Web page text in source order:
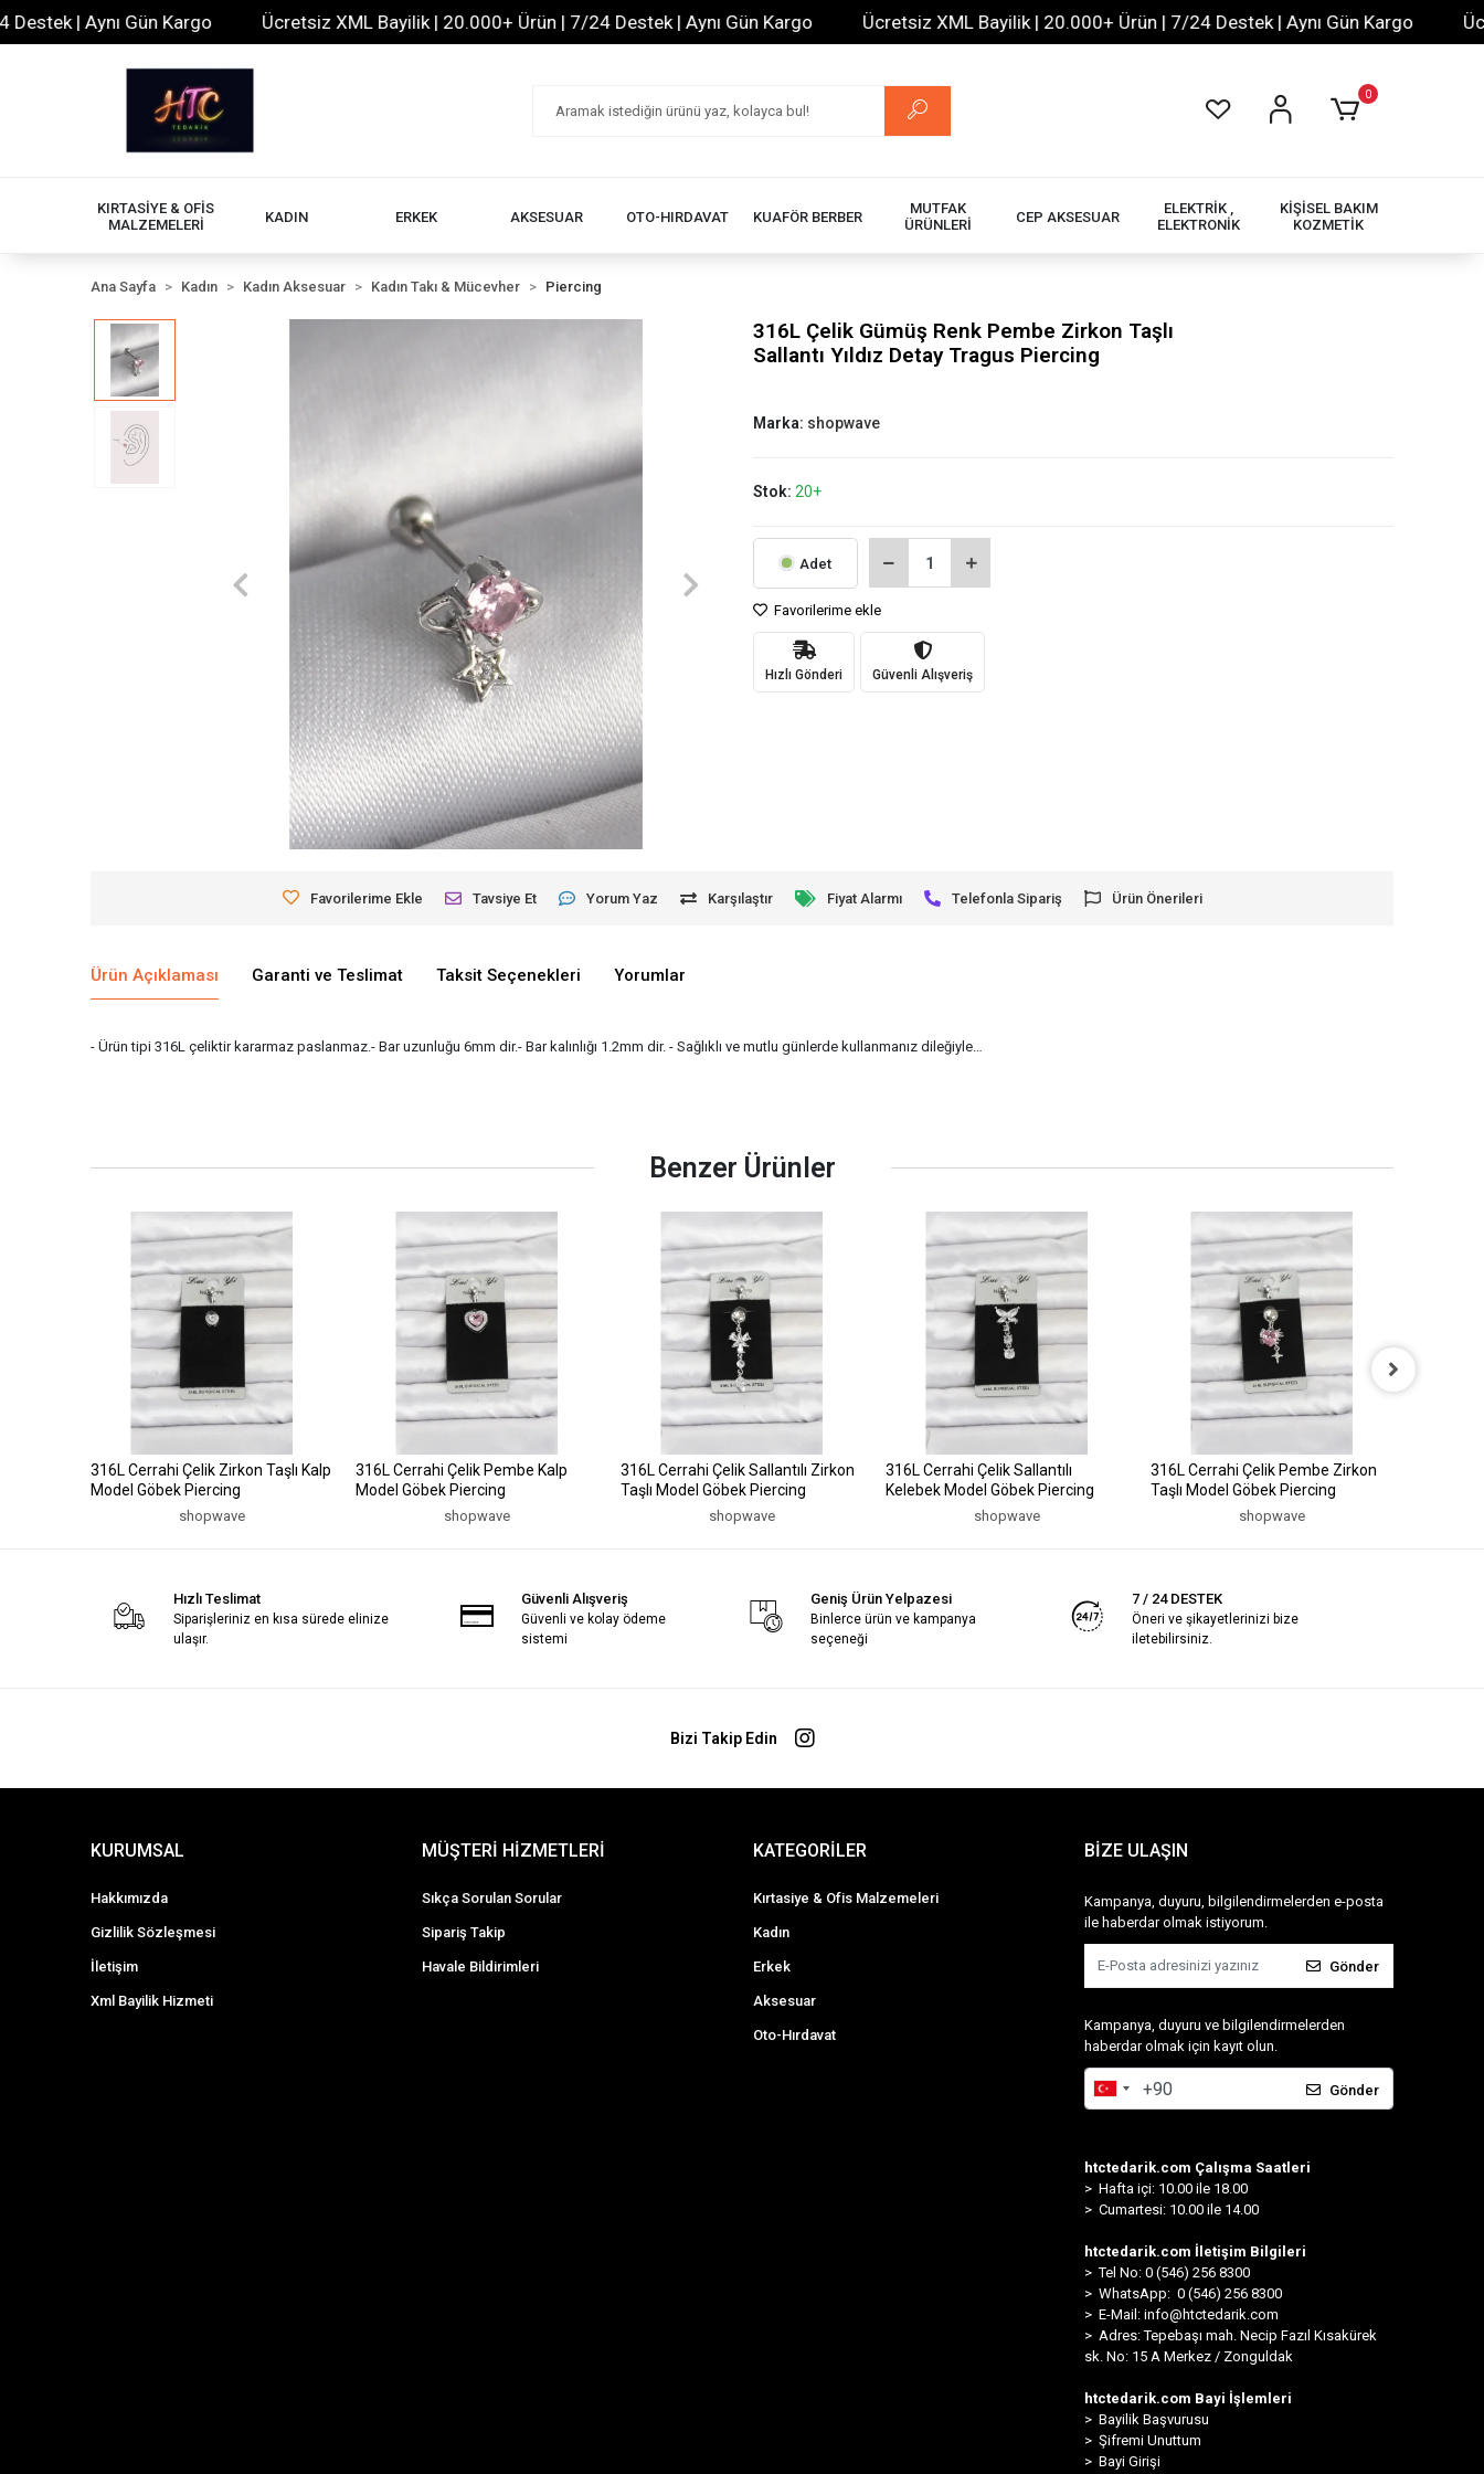
| Aynı Gün Kargo Ücretsiz XML Bayilik | 20.000+ Ürün | 7/24 Destek | Aynı Gün Kargo Ücretsiz XML Bayilik | 20.000+ Ürün | 7/24 Destek | Aynı Gün Kargo
0
KIRTASİYE & OFİS
MALZEMELERİ
KADIN ERKEK AKSESUAR OTO-HIRDAVAT KUAFÖR BERBER
MUTFAK
ÜRÜNLERİ
CEP AKSESUAR
ELEKTRİK ,
ELEKTRONİK
KİŞİSEL BAKIM
KOZMETİK
Ana Sayfa Kadın Kadın Aksesuar Kadın Takı & Mücevher Piercing
316L Çelik Gümüş Renk Pembe Zirkon Taşlı
Sallantı Yıldız Detay Tragus Piercing
Marka: shopwave
Stok: 20+
Adet
Favorilerime ekle
Hızlı Gönderi Güvenli Alışveriş
Favorilerime Ekle Tavsiye Et Yorum Yaz Karşılaştır Fiyat Alarmı Telefonla Sipariş Ürün Önerileri
Ürün Açıklaması Garanti ve Teslimat Taksit Seçenekleri Yorumlar
- Ürün tipi 316L çeliktir kararmaz paslanmaz.- Bar uzunluğu 6mm dir.- Bar kalınlığı 1.2mm dir. - Sağlıklı ve mutlu günlerde kullanmanız dileğiyle…
Benzer Ürünler
316L Cerrahi Çelik Zirkon Taşlı Kalp
Model Göbek Piercing
shopwave
316L Cerrahi Çelik Pembe Kalp
Model Göbek Piercing
shopwave
316L Cerrahi Çelik Sallantılı Zirkon
Taşlı Model Göbek Piercing
shopwave
316L Cerrahi Çelik Sallantılı
Kelebek Model Göbek Piercing
shopwave
316L Cerrahi Çelik Pembe Zirkon
Taşlı Model Göbek Piercing
shopwave
Hızlı Teslimat
Siparişleriniz en kısa sürede elinize
ulaşır.
Güvenli Alışveriş
Güvenli ve kolay ödeme
sistemi
Geniş Ürün Yelpazesi
Binlerce ürün ve kampanya
seçeneği
7 / 24 DESTEK
Öneri ve şikayetlerinizi bize
iletebilirsiniz.
Bizi Takip Edin
KURUMSAL
Hakkımızda
Gizlilik Sözleşmesi
İletişim
Xml Bayilik Hizmeti
MÜŞTERİ HİZMETLERİ
Sıkça Sorulan Sorular
Sipariş Takip
Havale Bildirimleri
KATEGORİLER
Kırtasiye & Ofis Malzemeleri
Kadın
Erkek
Aksesuar
Oto-Hırdavat
BİZE ULAŞIN
Kampanya, duyuru, bilgilendirmelerden e-posta
ile haberdar olmak istiyorum.
Gönder
Kampanya, duyuru ve bilgilendirmelerden
haberdar olmak için kayıt olun.
Gönder
htctedarik.com Çalışma Saatleri
> Hafta içi: 10.00 ile 18.00
> Cumartesi: 10.00 ile 14.00
htctedarik.com İletişim Bilgileri
> Tel No: 0 (546) 256 8300
> WhatsApp: 0 (546) 256 8300
> E-Mail: info@htctedarik.com
> Adres: Tepebaşı mah. Necip Fazıl Kısakürek
sk. No: 15 A Merkez / Zonguldak
htctedarik.com Bayi İşlemleri
> Bayilik Başvurusu
> Şifremi Unuttum
> Bayi Girişi